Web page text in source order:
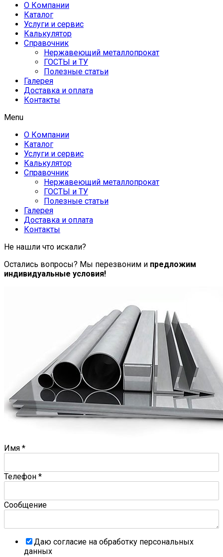
О Компании
Каталог
Услуги и сервис
Калькулятор
Справочник
Нержавеющий металлопрокат
ГОСТЫ и ТУ
Полезные статьи
Галерея
Доставка и оплата
Контакты
Menu
О Компании
Каталог
Услуги и сервис
Калькулятор
Справочник
Нержавеющий металлопрокат
ГОСТЫ и ТУ
Полезные статьи
Галерея
Доставка и оплата
Контакты
Не нашли что искали?
Остались вопросы? Мы перезвоним и предложим
индивидуальные условия!
Имя *
Телефон *
Сообщение
Даю согласие на обработку персональных
данных